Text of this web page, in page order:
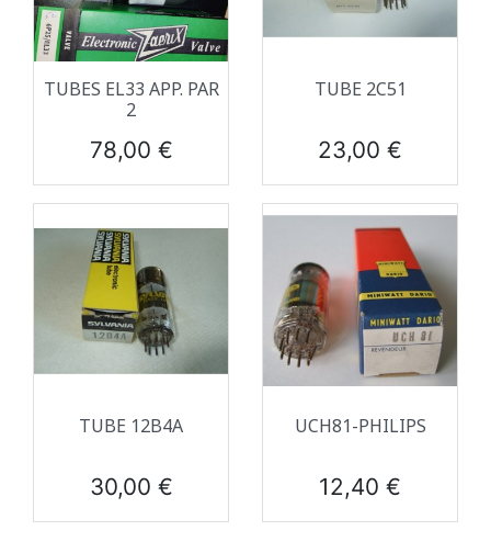
TUBES EL33 APP. PAR
2
Prix
78,00 €
TUBE 2C51
Prix
23,00 €
TUBE 12B4A
Prix
30,00 €
UCH81-PHILIPS
Prix
12,40 €